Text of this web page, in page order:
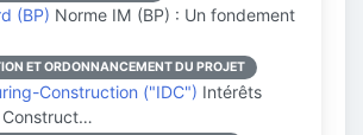
(BP) Norme IM (BP) : Un fondement
ET ORDONNANCEMENT DU PROJET
Construction ("IDC") Intérêts
Construct…